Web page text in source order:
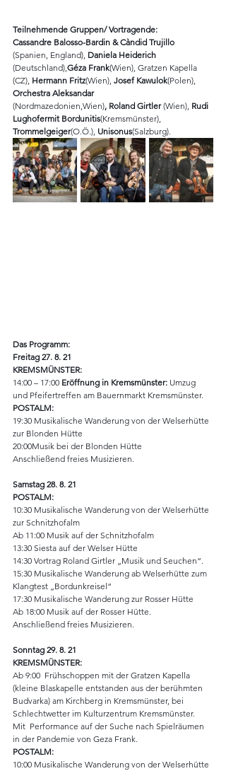
Teilnehmende Gruppen/ Vortragende:
Cassandre Balosso-Bardin & Càndid Trujillo
(Spanien, England), Daniela Heiderich
(Deutschland), Géza Frank(Wien), Gratzen Kapella
(CZ), Hermann Fritz(Wien), Josef Kawulok(Polen),
Orchestra Aleksandar
(Nordmazedonien,Wien), Roland Girtler (Wien), Rudi
Lughofermit Bordunitis(Kremsmünster),
Trommelgeiger(O.Ö.), Unisonus(Salzburg).
Das Programm:
Freitag 27. 8. 21
KREMSMÜNSTER:
14:00 – 17:00 Eröffnung in Kremsmünster: Umzug
und Pfeifertreffen am Bauernmarkt Kremsmünster.
POSTALM:
19:30 Musikalische Wanderung von der Welserhütte
zur Blonden Hütte
20:00Musik bei der Blonden Hütte
Anschließend freies Musizieren.
Samstag 28. 8. 21
POSTALM:
10:30 Musikalische Wanderung von der Welserhütte
zur Schnitzhofalm
Ab 11:00 Musik auf der Schnitzhofalm
13:30 Siesta auf der Welser Hütte
14:30 Vortrag Roland Girtler „Musik und Seuchen“.
15:30 Musikalische Wanderung ab Welserhütte zum
Klangtest „Bordunkreisel“
17:30 Musikalische Wanderung zur Rosser Hütte
Ab 18:00 Musik auf der Rosser Hütte.
Anschließend freies Musizieren.
Sonntag 29. 8. 21
KREMSMÜNSTER:
Ab 9:00  Frühschoppen mit der Gratzen Kapella
(kleine Blaskapelle entstanden aus der berühmten
Budvarka) am Kirchberg in Kremsmünster, bei
Schlechtwetter im Kulturzentrum Kremsmünster.
Mit  Performance auf der Suche nach Spielräumen
in der Pandemie von Geza Frank.
POSTALM:
10:00 Musikalische Wanderung von der Welserhütte